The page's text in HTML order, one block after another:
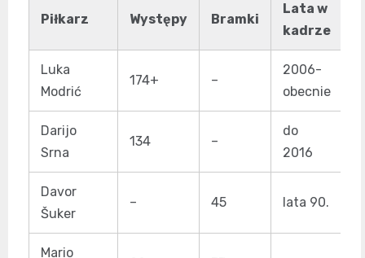
Piłkarz Występy Bramki
Lata w
kadrze
Luka
Modrić
174+ –
2006-
obecnie
Darijo
Srna
134 –
do
2016
Davor
Šuker
– 45 lata 90.
Mario